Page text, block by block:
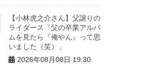
【小林虎之介さん】父譲りの
ライダース「父の卒業アルバ
ムを見たら『俺やん』って思
いました（笑）」
2026年08月08日 19:30